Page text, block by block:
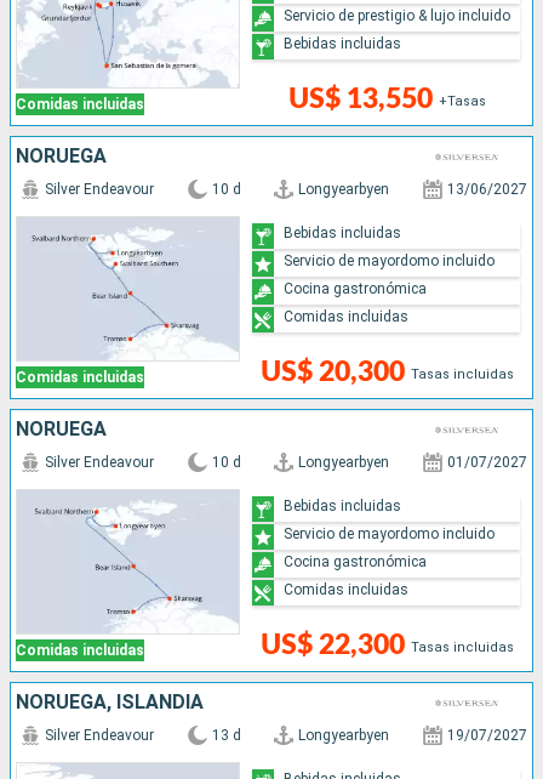
Comidas incluidas US$ 13,550 +Tasas
Servicio de prestigio & lujo incluido
Bebidas incluidas
NORUEGA
Comidas incluidas
Silver Endeavour 10 d Longyearbyen 13/06/2027
US$ 20,300 Tasas incluidas
Bebidas incluidas
Servicio de mayordomo incluido
Cocina gastronómica
Comidas incluidas
NORUEGA
Comidas incluidas
Silver Endeavour 10 d Longyearbyen 01/07/2027
US$ 22,300 Tasas incluidas
Bebidas incluidas
Servicio de mayordomo incluido
Cocina gastronómica
Comidas incluidas
NORUEGA, ISLANDIA
Silver Endeavour 13 d Longyearbyen 19/07/2027